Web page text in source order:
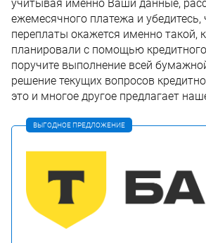
учитывая именно Ваши данные,
ежемесячного платежа и
переплаты окажется именно такой,
планировали с помощью
поручите выполнение всей
решение текущих вопросов
это и многое другое предлагает
ВЫГОДНОЕ ПРЕДЛОЖЕНИЕ